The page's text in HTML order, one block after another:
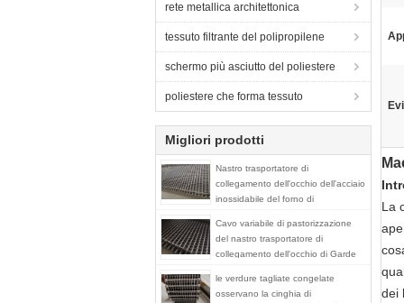
rete metallica architettonica
tessuto filtrante del polipropilene
schermo più asciutto del poliestere
poliestere che forma tessuto
Migliori prodotti
Nastro trasportatore di
collegamento dell'occhio dell'acciaio
inossidabile del forno di
Cavo variabile di pastorizzazione
del nastro trasportatore di
collegamento dell'occhio di Garde
piana
le verdure tagliate congelate
osservano la cinghia di
La
dei